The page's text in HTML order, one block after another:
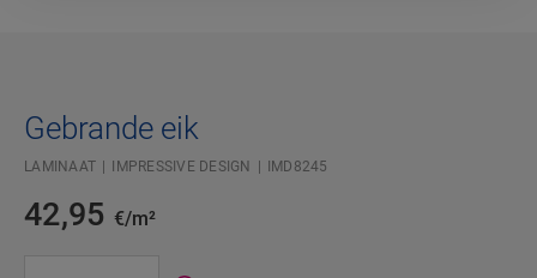
Gebrande eik
LAMINAAT IMPRESSIVE DESIGN IMD8245
42,95 €/m²